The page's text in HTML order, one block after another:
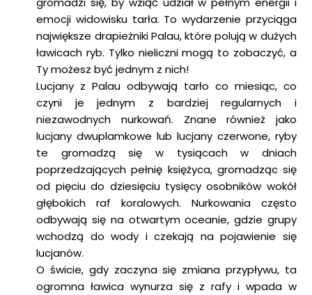
emocji widowisku tarła. To wydarzenie przyciąga
największe drapieżniki Palau, które polują w dużych
ławicach ryb. Tylko nieliczni mogą to zobaczyć, a
Ty możesz być jednym z nich!
Lucjany z Palau odbywają tarło co miesiąc, co
czyni je jednym z bardziej regularnych i
niezawodnych nurkowań. Znane również jako
lucjany dwuplamkowe lub lucjany czerwone, ryby
te gromadzą się w tysiącach w dniach
poprzedzających pełnię księżyca, gromadząc się
od pięciu do dziesięciu tysięcy osobników wokół
głębokich raf koralowych. Nurkowania często
odbywają się na otwartym oceanie, gdzie grupy
wchodzą do wody i czekają na pojawienie się
lucjanów.
O świcie, gdy zaczyna się zmiana przypływu, ta
ogromna ławica wynurza się z rafy i wpada w